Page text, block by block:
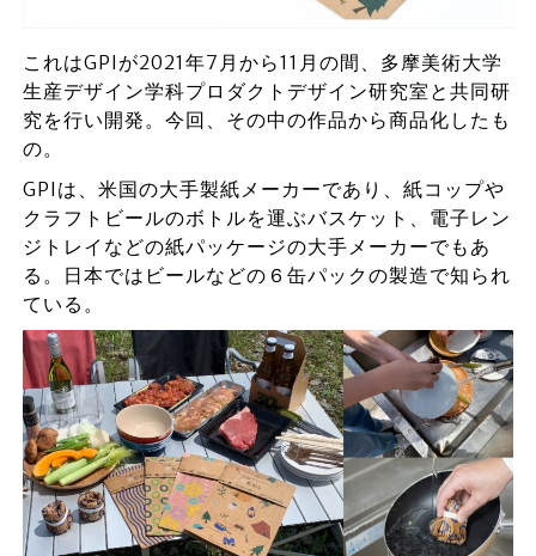
これはGPIが2021年7⽉から11⽉の間、多摩美術⼤学
生産デザイン学科プロダクトデザイン研究室と共同研
究を行い開発。今回、その中の作品から商品化したも
の。
GPIは、米国の大手製紙メーカーであり、紙コップや
クラフトビールのボトルを運ぶバスケット、電子レン
ジトレイなどの紙パッケージの大手メーカーでもあ
る。日本ではビールなどの６缶パックの製造で知られ
ている。